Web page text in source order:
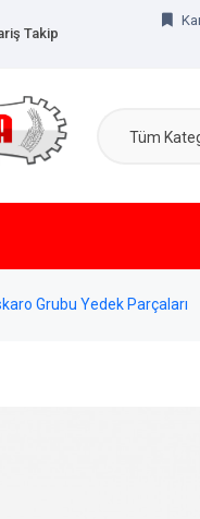
Takip
Tüm
Grubu Yedek Parçaları